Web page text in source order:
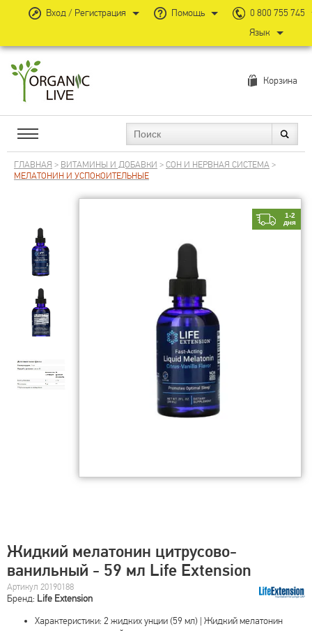
Корзина
ГЛАВНАЯ > ВИТАМИНЫ И ДОБАВКИ >СОН И НЕРВНАЯ СИСТЕМА>
МЕЛАТОНИН И УСПОКОИТЕЛЬНЫЕ
1-2
дня
Жидкий мелатонин цитрусово-
ванильный - 59 мл Life Extension
Артикул 20190188
Бренд: Life Extension
Характеристики: 2 жидких унции (59 мл) | Жидкий мелатонин
Вход / Регистрация Помощь
0 800 755 745
Язык